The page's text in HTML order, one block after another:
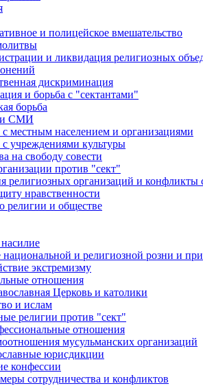
и полицейское вмешательство
и ликвидация религиозных
дискриминация
и борьба с "сектантами"
борьба
и СМИ
местным населением и организациями
учреждениями культуры
на свободу совести
против "сект"
религиозных организаций и
нравственности
религии и обществе
национальной и религиозной розни и
экстремизму
отношения
Церковь и католики
и ислам
религии против "сект"
отношения
мусульманских организаций
юрисдикции
конфессии
сотрудничества и конфликтов